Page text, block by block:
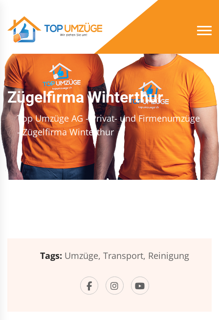
Zügelfirma Winterthur
Top Umzüge AG - Privat- und Firmenumzüge
- Zügelfirma Winterthur
Tags: Umzüge, Transport, Reinigung